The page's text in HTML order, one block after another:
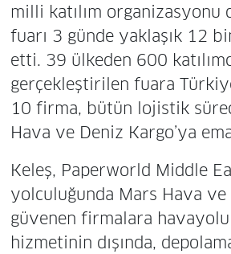
milli katılım organizasyonu
fuarı 3 günde yaklaşık 12
etti. 39 ülkeden 600
gerçekleştirilen fuara
10 firma, bütün lojistik
Hava ve Deniz Kargo’ya
Keleş, Paperworld Middle
yolculuğunda Mars Hava ve
güvenen firmalara havayolu
hizmetinin dışında,